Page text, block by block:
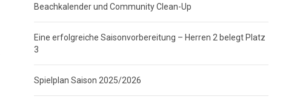
Beachkalender und Community Clean-Up
Eine erfolgreiche Saisonvorbereitung – Herren 2 belegt Platz
3
Spielplan Saison 2025/2026